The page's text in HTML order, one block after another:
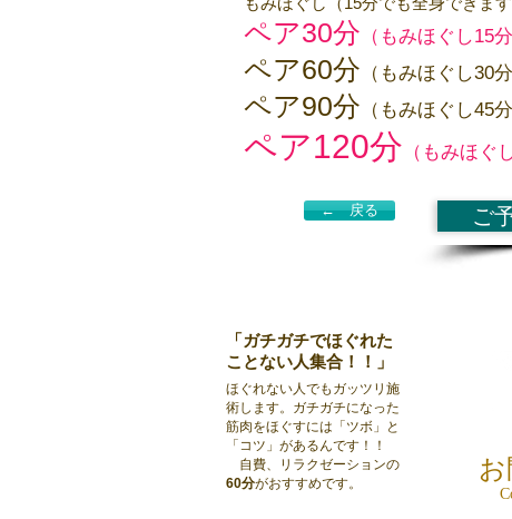
ペア30分 （もみほぐし15
ペア60分 （もみほぐし30
ペア90分 （もみほぐし45
ペア120分 （もみほぐ
← 戻る ご
「ガチガチでほぐれた
ことない人集合！！」
ほぐれない人でもガッツリ施
術します。ガチガチになった
筋肉をほぐすには「ツボ」と
「コツ」があるんです！！
自費、リラクゼーションの
60分がおすすめです。